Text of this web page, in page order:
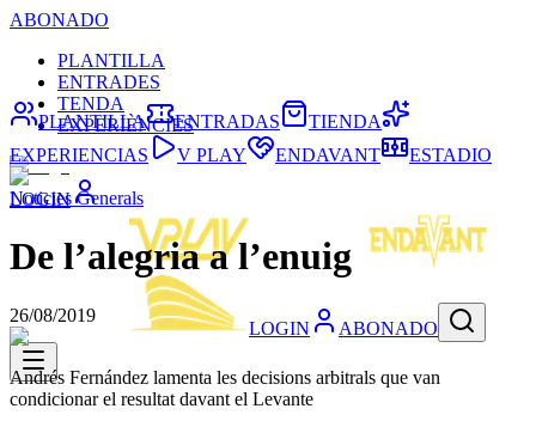
ABONADO
PLANTILLA
ENTRADES
TENDA
EXPERIÈNCIES
LOGIN
LOGIN ABONADO
PLANTILLA ENTRADAS
TIENDA
EXPERIENCIAS
V PLAY ENDAVANT ESTADIO
Noticies Generals
De l’alegria a l’enuig
26/08/2019
Andrés Fernández lamenta les decisions arbitrals que van
condicionar el resultat davant el Levante